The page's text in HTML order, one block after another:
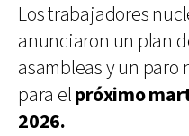
Los trabajadores
anunciaron un plan
asambleas y un
para elpróximo
2026.